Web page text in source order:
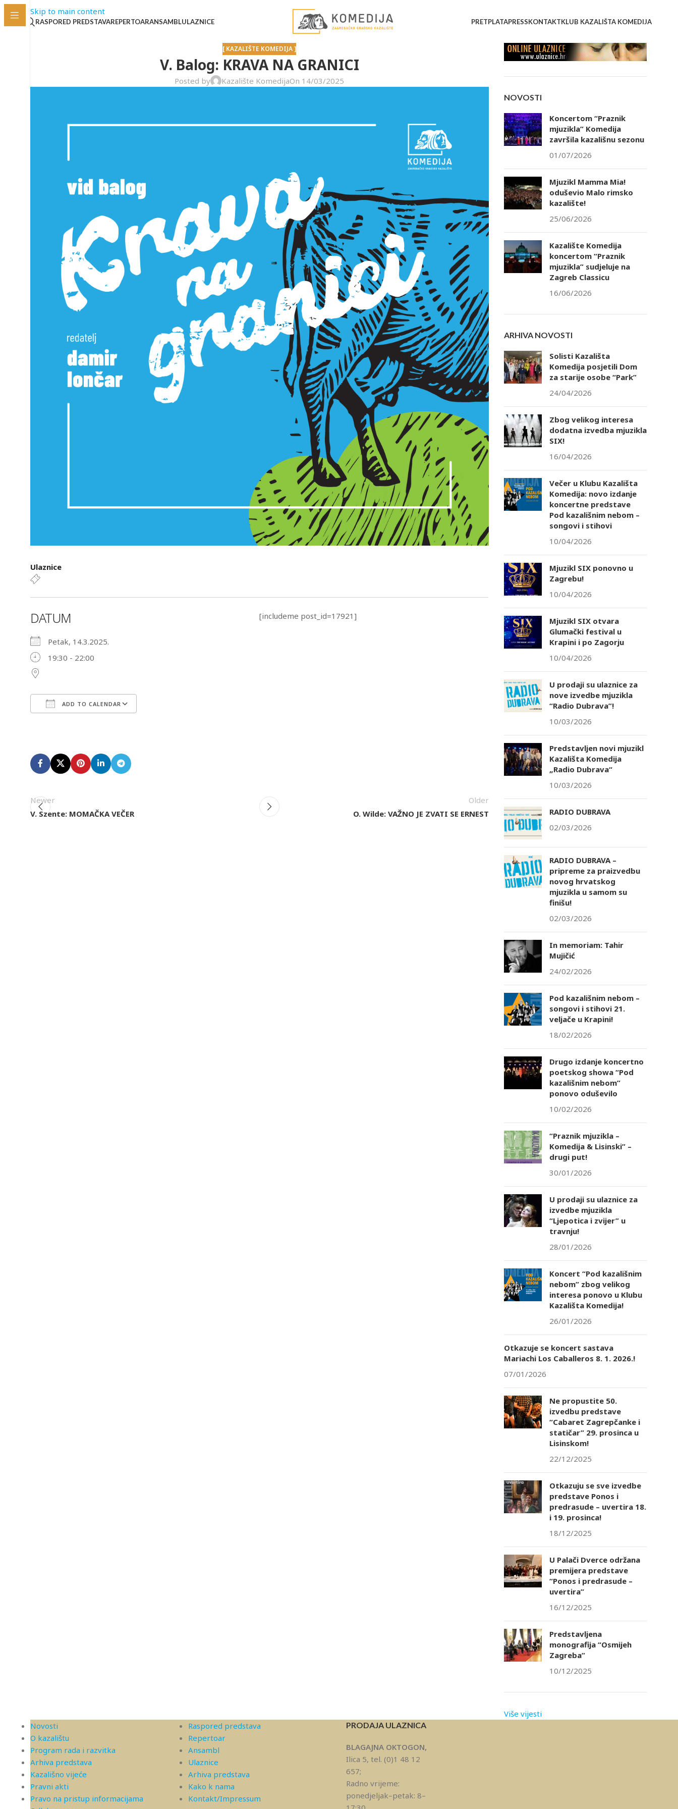
Skip to main content
RASPORED PREDSTAVAREPERTOARANSAMBLULAZNICE PRETPLATAPRESSKONTAKTKLUB KAZALIŠTA KOMEDIJA
[ KAZALIŠTE KOMEDIJA ]
V. Balog: KRAVA NA GRANICI
Posted by Kazalište KomedijaOn 14/03/2025
Ulaznice
DATUM
Petak, 14.3.2025.
19:30 - 22:00
ADD TO CALENDAR
[includeme post_id=17921]
Newer
V. Szente: MOMAČKA VEČER
Older
O. Wilde: VAŽNO JE ZVATI SE ERNEST
NOVOSTI
Koncertom “Praznik
mjuzikla” Komedija
završila kazališnu sezonu
01/07/2026
Mjuzikl Mamma Mia!
oduševio Malo rimsko
kazalište!
25/06/2026
Kazalište Komedija
koncertom “Praznik
mjuzikla” sudjeluje na
Zagreb Classicu
16/06/2026
ARHIVA NOVOSTI
Solisti Kazališta
Komedija posjetili Dom
za starije osobe “Park”
24/04/2026
Zbog velikog interesa
dodatna izvedba mjuzikla
SIX!
16/04/2026
Večer u Klubu Kazališta
Komedija: novo izdanje
koncertne predstave
Pod kazališnim nebom –
songovi i stihovi
10/04/2026
Mjuzikl SIX ponovno u
Zagrebu!
10/04/2026
Mjuzikl SIX otvara
Glumački festival u
Krapini i po Zagorju
10/04/2026
U prodaji su ulaznice za
nove izvedbe mjuzikla
“Radio Dubrava”!
10/03/2026
Predstavljen novi mjuzikl
Kazališta Komedija
„Radio Dubrava“
10/03/2026
RADIO DUBRAVA
02/03/2026
RADIO DUBRAVA –
pripreme za praizvedbu
novog hrvatskog
mjuzikla u samom su
finišu!
02/03/2026
In memoriam: Tahir
Mujičić
24/02/2026
Pod kazališnim nebom –
songovi i stihovi 21.
veljače u Krapini!
18/02/2026
Drugo izdanje koncertno
poetskog showa “Pod
kazališnim nebom”
ponovo oduševilo
10/02/2026
“Praznik mjuzikla –
Komedija & Lisinski” –
drugi put!
30/01/2026
U prodaji su ulaznice za
izvedbe mjuzikla
“Ljepotica i zvijer” u
travnju!
28/01/2026
Koncert “Pod kazališnim
nebom” zbog velikog
interesa ponovo u Klubu
Kazališta Komedija!
26/01/2026
Otkazuje se koncert sastava
Mariachi Los Caballeros 8. 1. 2026.!
07/01/2026
Ne propustite 50.
izvedbu predstave
“Cabaret Zagrepčanke i
statičar” 29. prosinca u
Lisinskom!
22/12/2025
Otkazuju se sve izvedbe
predstave Ponos i
predrasude – uvertira 18.
i 19. prosinca!
18/12/2025
U Palači Dverce održana
premijera predstave
“Ponos i predrasude –
uvertira”
16/12/2025
Predstavljena
monografija “Osmijeh
Zagreba”
10/12/2025
Više vijesti
Novosti
O kazalištu
Program rada i razvitka
Arhiva predstava
Kazališno vijeće
Pravni akti
Pravo na pristup informacijama
Raspored predstava
Repertoar
Ansambl
Ulaznice
Arhiva predstava
Kako k nama
Kontakt/Impressum
PRODAJA ULAZNICA
BLAGAJNA OKTOGON,
Ilica 5, tel. (0)1 48 12
657;
Radno vrijeme:
ponedjeljak–petak: 8–